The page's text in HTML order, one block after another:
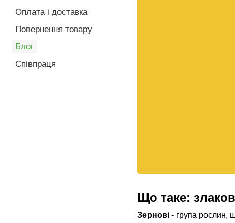
Що таке:
Зернові - група рослин,
Оплата і доставка
Повернення товару
Блог
Співпраця